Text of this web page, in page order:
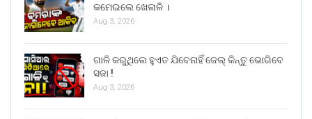
କମେଇଲେ ଖେଳାଳି ।
Aug 3, 2026
ଗାଳି କରୁଥିଲେ ହୁଏତ ଯିବେନାହିଁ ଜେଲ୍ କିନ୍ତୁ ଭୋଗିବେ
ସଜା !
Aug 3, 2026